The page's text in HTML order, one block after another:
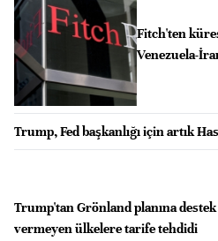
Fitch'ten
Venezuela-
Trump, Fed başkanlığı için artık
Trump'tan Grönland planına destek
vermeyen ülkelere tarife tehdidi